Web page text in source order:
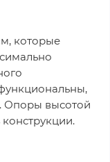
которые
Опоры высотой